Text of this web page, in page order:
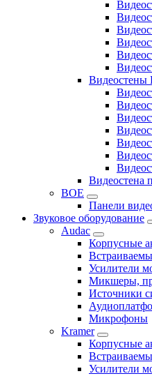
Видеостены
Видеостена
BOE
Панели
Звуковое оборудование
Audac
Корпусные
Усилители
Микшеры,
Источники
Микрофоны
Kramer
Корпусные
Усилители